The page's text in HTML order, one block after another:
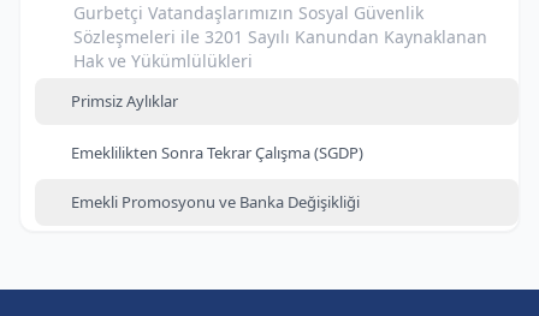
Gurbetçi Vatandaşlarımızın Sosyal Güvenlik
Sözleşmeleri ile 3201 Sayılı Kanundan Kaynaklanan
Hak ve Yükümlülükleri
Primsiz Aylıklar
Emeklilikten Sonra Tekrar Çalışma (SGDP)
Emekli Promosyonu ve Banka Değişikliği